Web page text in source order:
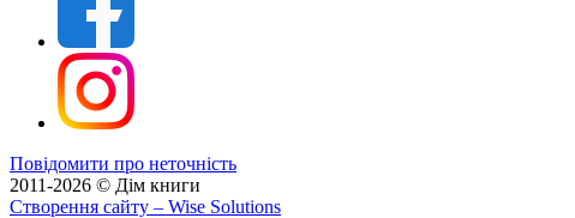
Повідомити про неточність
2011-2026 © Дім книги
Створення сайту – Wise Solutions